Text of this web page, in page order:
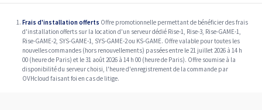
Frais d'installation offerts Offre promotionnelle permettant de bénéficier des frais
d'installation offerts sur la location d'un serveur dédié Rise-1, Rise-3, Rise-GAME-1,
Rise-GAME-2, SYS-GAME-1, SYS-GAME-2 ou KS-GAME. Offre valable pour toutes les
nouvelles commandes (hors renouvellements) passées entre le 21 juillet 2026 à 14 h
00 (heure de Paris) et le 31 août 2026 à 14 h 00 (heure de Paris). Offre soumise à la
disponibilité du serveur choisi, l'heure d'enregistrement de la commande par
OVHcloud faisant foi en cas de litige.